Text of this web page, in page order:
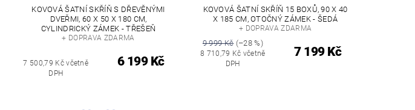
KOVOVÁ ŠATNÍ SKŘÍŇ S DŘEVĚNÝMI
DVEŘMI, 60 X 50 X 180 CM,
CYLINDRICKÝ ZÁMEK - TŘEŠEŇ
+ DOPRAVA ZDARMA
7 500,79 Kč včetně
DPH
6 199 Kč
KOVOVÁ ŠATNÍ SKŘÍŇ 15 BOXŮ, 90 X 40
X 185 CM, OTOČNÝ ZÁMEK - ŠEDÁ
+ DOPRAVA ZDARMA
9 999 Kč(–28 %)
8 710,79 Kč včetně
DPH
7 199 Kč